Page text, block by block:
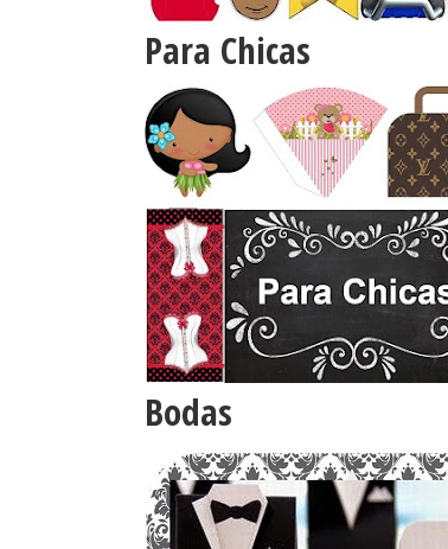
Para Chicas
Bodas